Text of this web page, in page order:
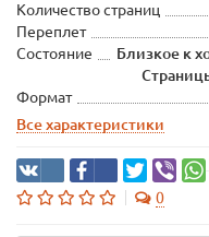
Количество страниц
Переплет
Состояние
Близкое к
Формат
Все характеристики
0